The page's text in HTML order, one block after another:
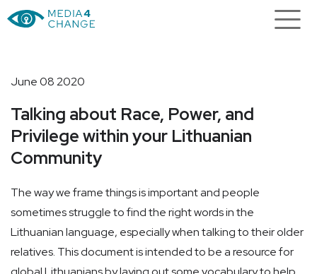
June 08 2020
Talking about Race, Power, and
Privilege within your Lithuanian
Community
The way we frame things is important and people
sometimes struggle to find the right words in the
Lithuanian language, especially when talking to their older
relatives. This document is intended to be a resource for